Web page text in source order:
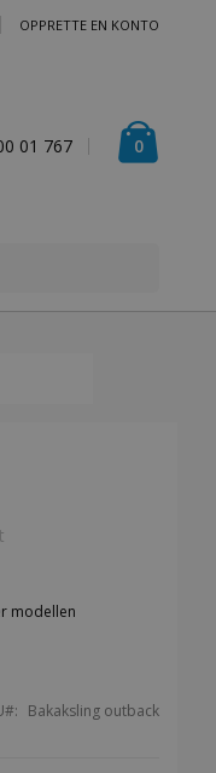
OPPRETTE EN KONTO
0varer
01 767
modellen
Bakaksling outback